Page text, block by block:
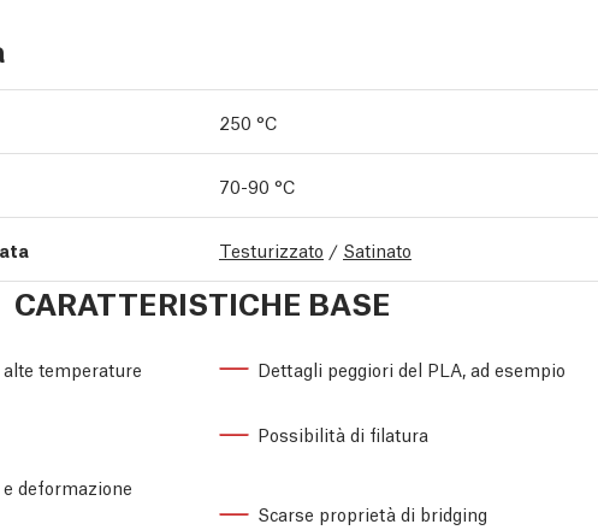
250 °C
70-90 °C
Testurizzato / Satinato
CARATTERISTICHE BASE
temperature
deformazione
Dettagli peggiori del PLA, ad esempio
Possibilità di filatura
Scarse proprietà di bridging